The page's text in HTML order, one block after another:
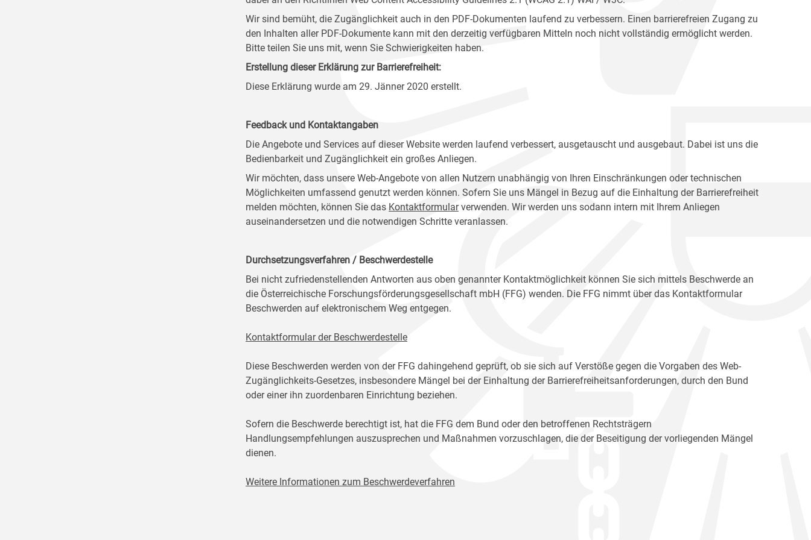
Wir sind bemüht, die Zugänglichkeit auch in den PDF-Dokumenten laufend zu verbessern. Einen barrierefreien Zugang zu
den Inhalten aller PDF-Dokumente kann mit den derzeitig verfügbaren Mitteln noch nicht vollständig ermöglicht werden.
Bitte teilen Sie uns mit, wenn Sie Schwierigkeiten haben.
Erstellung dieser Erklärung zur Barrierefreiheit:
Diese Erklärung wurde am 29. Jänner 2020 erstellt.
Feedback und Kontaktangaben
Die Angebote und Services auf dieser Website werden laufend verbessert, ausgetauscht und ausgebaut. Dabei ist uns die
Bedienbarkeit und Zugänglichkeit ein großes Anliegen.
Wir möchten, dass unsere Web-Angebote von allen Nutzern unabhängig von Ihren Einschränkungen oder technischen
Möglichkeiten umfassend genutzt werden können. Sofern Sie uns Mängel in Bezug auf die Einhaltung der Barrierefreiheit
melden möchten, können Sie das Kontaktformularverwenden. Wir werden uns sodann intern mit Ihrem Anliegen
auseinandersetzen und die notwendigen Schritte veranlassen.
Durchsetzungsverfahren / Beschwerdestelle
Bei nicht zufriedenstellenden Antworten aus oben genannter Kontaktmöglichkeit können Sie sich mittels Beschwerde an
die Österreichische Forschungsförderungsgesellschaft mbH (FFG) wenden. Die FFG nimmt über das Kontaktformular
Beschwerden auf elektronischem Weg entgegen.
Kontaktformular der Beschwerdestelle
Diese Beschwerden werden von der FFG dahingehend geprüft, ob sie sich auf Verstöße gegen die Vorgaben des Web-
Zugänglichkeits-Gesetzes, insbesondere Mängel bei der Einhaltung der Barrierefreiheitsanforderungen, durch den Bund
oder einer ihn zuordenbaren Einrichtung beziehen.
Sofern die Beschwerde berechtigt ist, hat die FFG dem Bund oder den betroffenen Rechtsträgern
Handlungsempfehlungen auszusprechen und Maßnahmen vorzuschlagen, die der Beseitigung der vorliegenden Mängel
dienen.
Weitere Informationen zum Beschwerdeverfahren